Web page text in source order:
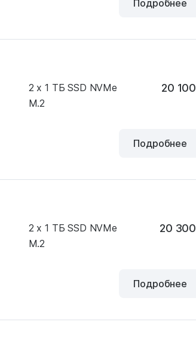
Подробнее
2 x 1 ТБ SSD NVMe
M.2
20 100
Подробнее
2 x 1 ТБ SSD NVMe
M.2
20 300
Подробнее